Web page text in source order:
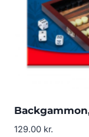
129.00 kr.